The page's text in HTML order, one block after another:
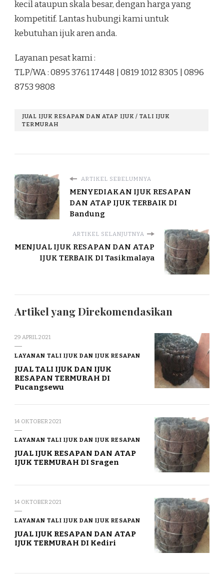
kecil ataupun skala besar, dengan harga yang
kompetitif. Lantas hubungi kami untuk
kebutuhan ijuk aren anda.
Layanan pesat kami :
TLP/WA : 0895 3761 17448 | 0819 1012 8305 | 0896
8753 9808
JUAL IJUK RESAPAN DAN ATAP IJUK / TALI IJUK
TERMURAH
ARTIKEL SEBELUMNYA
MENYEDIAKAN IJUK RESAPAN
DAN ATAP IJUK TERBAIK DI
Bandung
ARTIKEL SELANJUTNYA
MENJUAL IJUK RESAPAN DAN ATAP
IJUK TERBAIK DI Tasikmalaya
Artikel yang Direkomendasikan
29 APRIL 2021
LAYANAN TALI IJUK DAN IJUK RESAPAN
JUAL TALI IJUK DAN IJUK
RESAPAN TERMURAH DI
Pucangsewu
14 OKTOBER 2021
LAYANAN TALI IJUK DAN IJUK RESAPAN
JUAL IJUK RESAPAN DAN ATAP
IJUK TERMURAH DI Sragen
14 OKTOBER 2021
LAYANAN TALI IJUK DAN IJUK RESAPAN
JUAL IJUK RESAPAN DAN ATAP
IJUK TERMURAH DI Kediri